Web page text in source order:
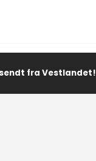
fra Vestlandet!